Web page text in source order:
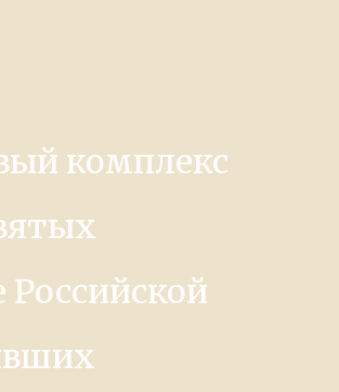
комплекс
Российской